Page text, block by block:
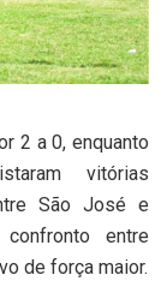
2 a 0, enquanto
vitórias
São José e
entre
de força maior.